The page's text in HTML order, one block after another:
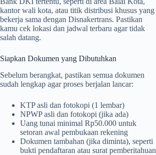
kantor wali kota, atau titik distribusi khusus yang
bekerja sama dengan Disnakertrans. Pastikan
kamu cek lokasi dan jadwal terbaru agar tidak
salah datang.
Siapkan Dokumen yang Dibutuhkan
Sebelum berangkat, pastikan semua dokumen
sudah lengkap agar proses berjalan lancar:
KTP asli dan fotokopi (1 lembar)
NPWP asli dan fotokopi (jika ada)
Uang tunai minimal Rp50.000 untuk
setoran awal pembukaan rekening
Dokumen tambahan (jika diminta), seperti
bukti pendaftaran atau surat pemberitahuan